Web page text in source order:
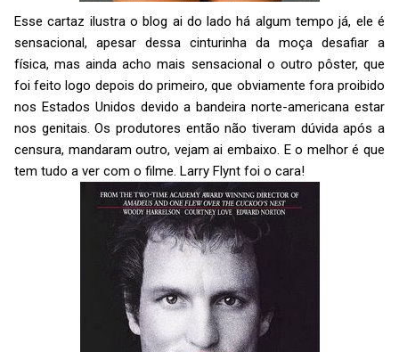
Esse cartaz ilustra o blog ai do lado há algum tempo já, ele é
sensacional, apesar dessa cinturinha da moça desafiar a
física, mas ainda acho mais sensacional o outro pôster, que
foi feito logo depois do primeiro, que obviamente fora proibido
nos Estados Unidos devido a bandeira norte-americana estar
nos genitais. Os produtores então não tiveram dúvida após a
censura, mandaram outro, vejam ai embaixo. E o melhor é que
tem tudo a ver com o filme. Larry Flynt foi o cara!